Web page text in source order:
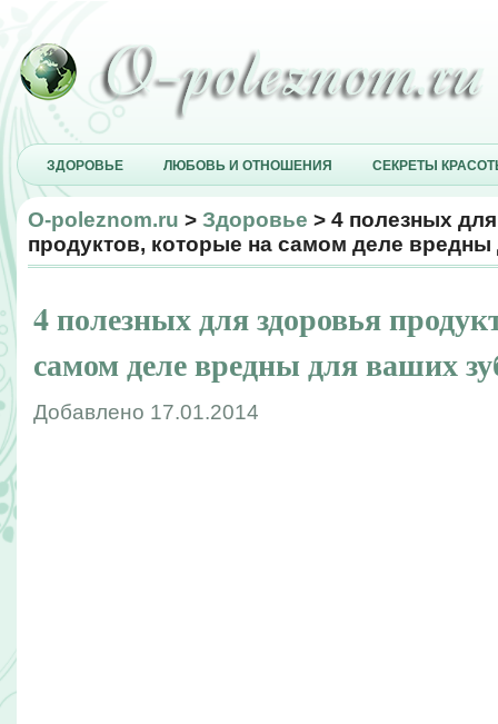
ЗДОРОВЬЕ ЛЮБОВЬ И ОТНОШЕНИЯ СЕКРЕТЫ
O-poleznom.ru > Здоровье > 4 полезных
продуктов, которые на самом деле
4 полезных для здоровья
самом деле вредны для ваших
Добавлено 17.01.2014